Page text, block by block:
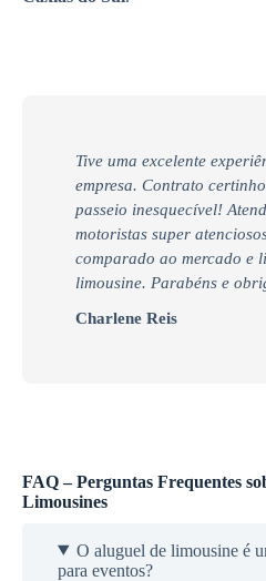
Tive uma excelente
empresa. Contrato
passeio inesquecível!
motoristas super
comparado ao mercado e
limousine. Parabéns e
Charlene Reis
FAQ – Perguntas Frequentes
Limousines
O aluguel de limousine é
para eventos?